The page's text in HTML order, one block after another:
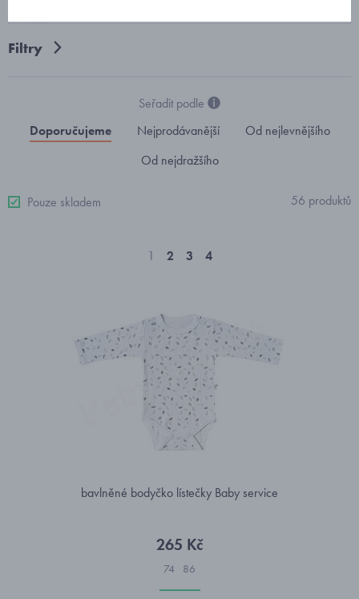
Filtry
Seřadit podle
Doporučujeme
Nejprodávanější
Od nejlevnějšího
Od nejdražšího
Pouze skladem 56 produktů
1 2 3 4
bavlněné bodyčko lístečky Baby service
265 Kč
74 86